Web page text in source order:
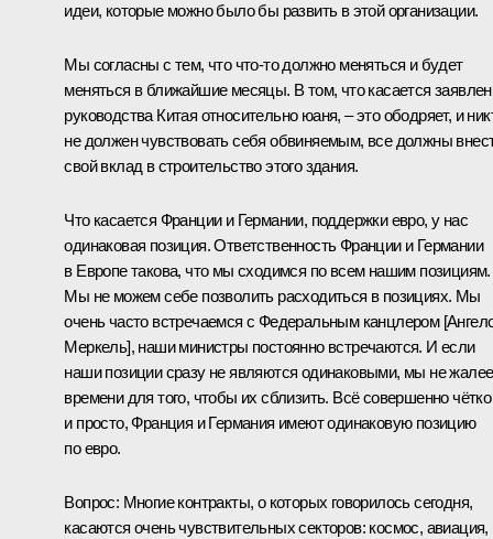
идеи, которые можно было бы развить в этой организации.
Мы согласны с тем, что что‑то должно меняться и будет
меняться в ближайшие месяцы. В том, что касается
руководства Китая относительно юаня, – это ободряет, и
не должен чувствовать себя обвиняемым, все должны
свой вклад в строительство этого здания.
Что касается Франции и Германии, поддержки евро, у нас
одинаковая позиция. Ответственность Франции и Германии
в Европе такова, что мы сходимся по всем нашим позициям.
Мы не можем себе позволить расходиться в позициях. Мы
очень часто встречаемся с Федеральным канцлером
Меркель], наши министры постоянно встречаются. И если
наши позиции сразу не являются одинаковыми, мы не
времени для того, чтобы их сблизить. Всё совершенно чётко
и просто, Франция и Германия имеют одинаковую позицию
по евро.
Вопрос: Многие контракты, о которых говорилось сегодня,
касаются очень чувствительных секторов: космос, авиация,